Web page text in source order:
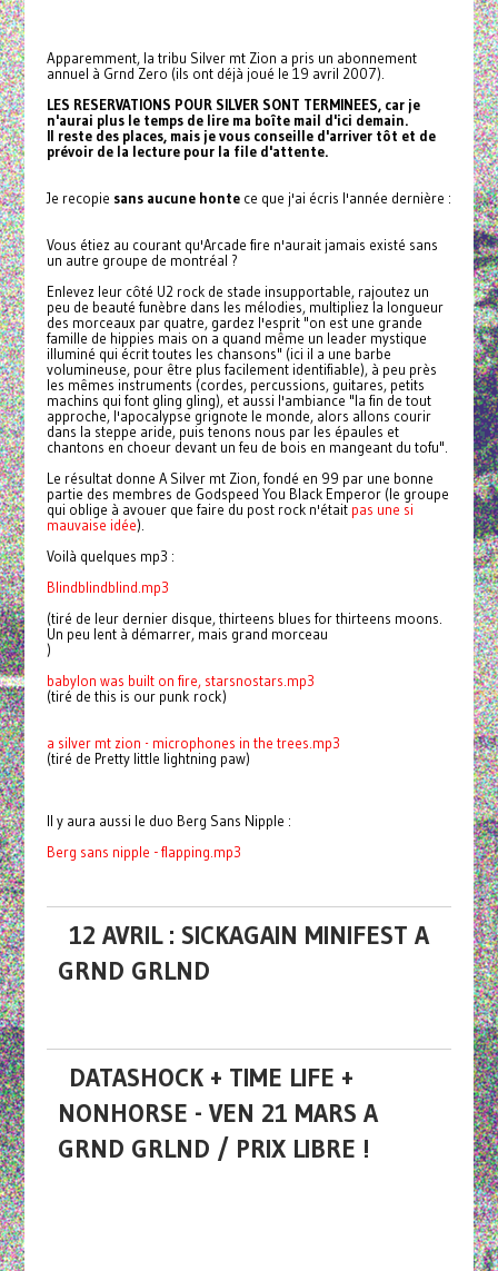
Apparemment, la tribu Silver mt Zion a pris un abonnement
annuel à Grnd Zero (ils ont déjà joué le 19 avril 2007).
LES RESERVATIONS POUR SILVER SONT TERMINEES, car je
n'aurai plus le temps de lire ma boîte mail d'ici demain.
Il reste des places, mais je vous conseille d'arriver tôt et de
prévoir de la lecture pour la file d'attente.
Je recopie sans aucune hontece que j'ai écris l'année dernière :
Vous étiez au courant qu'Arcade fire n'aurait jamais existé sans
un autre groupe de montréal ?
Enlevez leur côté U2 rock de stade insupportable, rajoutez un
peu de beauté funèbre dans les mélodies, multipliez la longueur
des morceaux par quatre, gardez l'esprit "on est une grande
famille de hippies mais on a quand même un leader mystique
illuminé qui écrit toutes les chansons" (ici il a une barbe
volumineuse, pour être plus facilement identifiable), à peu près
les mêmes instruments (cordes, percussions, guitares, petits
machins qui font gling gling), et aussi l'ambiance "la fin de tout
approche, l'apocalypse grignote le monde, alors allons courir
dans la steppe aride, puis tenons nous par les épaules et
chantons en choeur devant un feu de bois en mangeant du tofu".
Le résultat donne A Silver mt Zion, fondé en 99 par une bonne
partie des membres de Godspeed You Black Emperor (le groupe
qui oblige à avouer que faire du post rock n'était pas une si
mauvaise idée).
Voilà quelques mp3 :
Blindblindblind.mp3
(tiré de leur dernier disque, thirteens blues for thirteens moons.
Un peu lent à démarrer, mais grand morceau
)
babylon was built on fire, starsnostars.mp3
(tiré de this is our punk rock)
a silver mt zion - microphones in the trees.mp3
(tiré de Pretty little lightning paw)
Il y aura aussi le duo Berg Sans Nipple :
Berg sans nipple - flapping.mp3
12 AVRIL : SICKAGAIN MINIFEST A
GRND GRLND
DATASHOCK + TIME LIFE +
NONHORSE - VEN 21 MARS A
GRND GRLND / PRIX LIBRE !